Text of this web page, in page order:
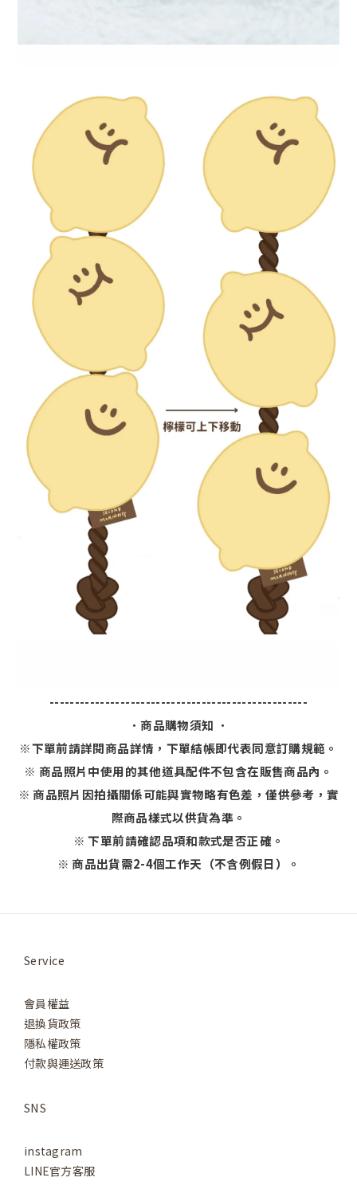
---------------------------------------------------
．商品購物須知 ．
※下單前請詳閱商品詳情，下單結帳即代表同意訂購規範。
※ 商品照片中使用的其他道具配件不包含在販售商品內。
※ 商品照片因拍攝關係可能與實物略有色差，僅供參考，實
際商品樣式以供貨為準。
※ 下單前請確認品項和款式是否正確。
※ 商品出貨需2-4個工作天（不含例假日）。
Service
會員權益
退換貨政策
隱私權政策
付款與運送政策
SNS
instagram
LINE官方客服